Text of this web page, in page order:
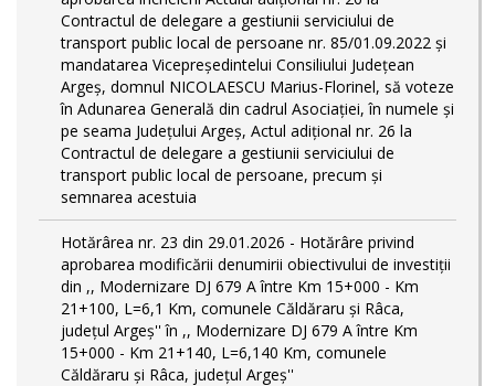
Contractul de delegare a gestiunii serviciului de
transport public local de persoane nr. 85/01.09.2022 și
mandatarea Vicepreședintelui Consiliului Județean
Argeș, domnul NICOLAESCU Marius-Florinel, să voteze
în Adunarea Generală din cadrul Asociației, în numele și
pe seama Județului Argeș, Actul adițional nr. 26 la
Contractul de delegare a gestiunii serviciului de
transport public local de persoane, precum și
semnarea acestuia
Hotărârea nr. 23 din 29.01.2026 - Hotărâre privind
aprobarea modificării denumirii obiectivului de investiții
din ,, Modernizare DJ 679 A între Km 15+000 - Km
21+100, L=6,1 Km, comunele Căldăraru și Râca,
județul Argeș'' în ,, Modernizare DJ 679 A între Km
15+000 - Km 21+140, L=6,140 Km, comunele
Căldăraru și Râca, județul Argeș''